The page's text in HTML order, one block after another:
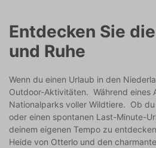
Entdecken Sie
und Ruhe
Wenn du einen Urlaub in den
Outdoor-Aktivitäten. Während eines
Nationalparks voller Wildtiere. Ob
oder einen spontanen Last-Minute-
deinem eigenen Tempo zu
Heide von Otterlo und den